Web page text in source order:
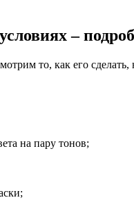
–
то, как его
на пару тонов;